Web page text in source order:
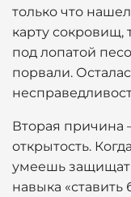
только что
карту сокровищ,
под лопатой
порвали.
Вторая причина
открытость.
умеешь
навыка «ставить